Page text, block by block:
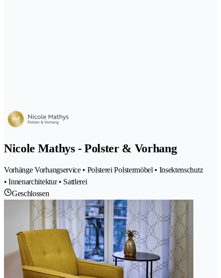
Nicole Mathys - Polster & Vorhang
Vorhänge Vorhangservice • Polsterei Polstermöbel • Insektenschutz
• Innenarchitektur • Sattlerei
Geschlossen